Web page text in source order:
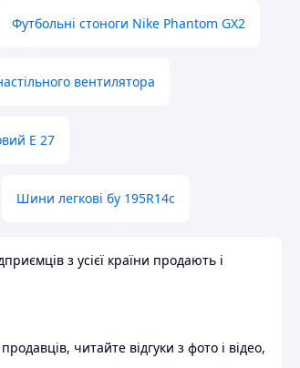
Футбольні стоноги Nike Phantom GX2
вентилятора
E 27
Шини легкові бу 195R14c
з усієї країни продають і
читайте відгуки з фото і відео,